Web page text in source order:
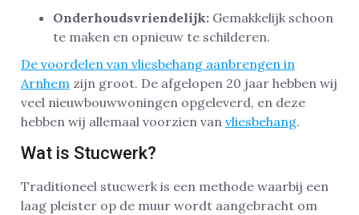
Onderhoudsvriendelijk: Gemakkelijk schoon
te maken en opnieuw te schilderen.
De voordelen van vliesbehang aanbrengen in
Arnhem zijn groot. De afgelopen 20 jaar hebben wij
veel nieuwbouwwoningen opgeleverd, en deze
hebben wij allemaal voorzien van vliesbehang.
Wat is Stucwerk?
Traditioneel stucwerk is een methode waarbij een
laag pleister op de muur wordt aangebracht om